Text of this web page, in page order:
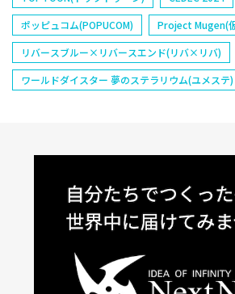
ポッピュコム(POPUCOM)
Project Mugen(
リバースブルー×リバースエンド(リバ×リバ)
ワールドダイスター 夢のステラリウム(ユメステ)